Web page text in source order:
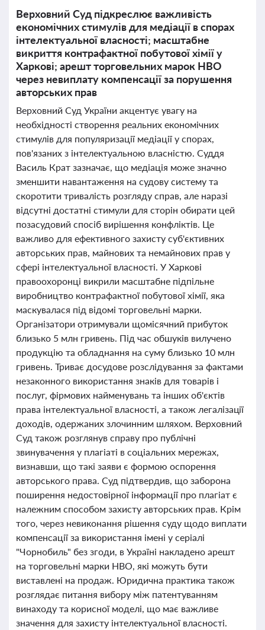
Верховний Суд підкреслює важливість
економічних стимулів для медіації в спорах
інтелектуальної власності; масштабне
викриття контрафактної побутової хімії у
Харкові; арешт торговельних марок HBO
через невиплату компенсації за порушення
авторських прав
Верховний Суд України акцентує увагу на
необхідності створення реальних економічних
стимулів для популяризації медіації у спорах,
пов'язаних з інтелектуальною власністю. Суддя
Василь Крат зазначає, що медіація може значно
зменшити навантаження на судову систему та
скоротити тривалість розгляду справ, але наразі
відсутні достатні стимули для сторін обирати цей
позасудовий спосіб вирішення конфліктів. Це
важливо для ефективного захисту суб'єктивних
авторських прав, майнових та немайнових прав у
сфері інтелектуальної власності. У Харкові
правоохоронці викрили масштабне підпільне
виробництво контрафактної побутової хімії, яка
маскувалася під відомі торговельні марки.
Організатори отримували щомісячний прибуток
близько 5 млн гривень. Під час обшуків вилучено
продукцію та обладнання на суму близько 10 млн
гривень. Триває досудове розслідування за фактами
незаконного використання знаків для товарів і
послуг, фірмових найменувань та інших об'єктів
права інтелектуальної власності, а також легалізації
доходів, одержаних злочинним шляхом. Верховний
Суд також розглянув справу про публічні
звинувачення у плагіаті в соціальних мережах,
визнавши, що такі заяви є формою оспорення
авторського права. Суд підтвердив, що заборона
поширення недостовірної інформації про плагіат є
належним способом захисту авторських прав. Крім
того, через невиконання рішення суду щодо виплати
компенсації за використання імені у серіалі
"Чорнобиль" без згоди, в Україні накладено арешт
на торговельні марки HBO, які можуть бути
виставлені на продаж. Юридична практика також
розглядає питання вибору між патентуванням
винаходу та корисної моделі, що має важливе
значення для захисту інтелектуальної власності.